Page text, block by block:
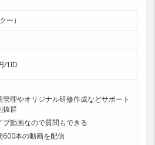
ー）
/1ID
管理やオリジナル研修作成などサポート
抜群
ブ動画なので質問もできる
600本の動画を配信